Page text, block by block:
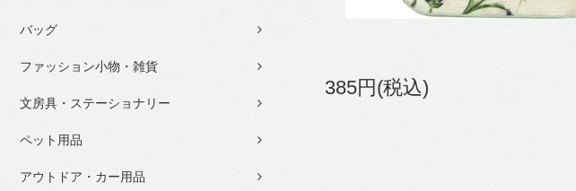
バッグ
ファッション小物・雑貨
文房具・ステーショナリー
ペット用品
アウトドア・カー用品
385円(税込)